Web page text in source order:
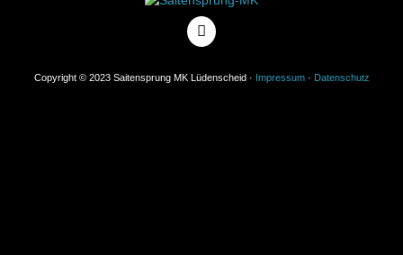
Copyright © 2023 Saitensprung MK Lüdenscheid · Impressum· Datenschutz